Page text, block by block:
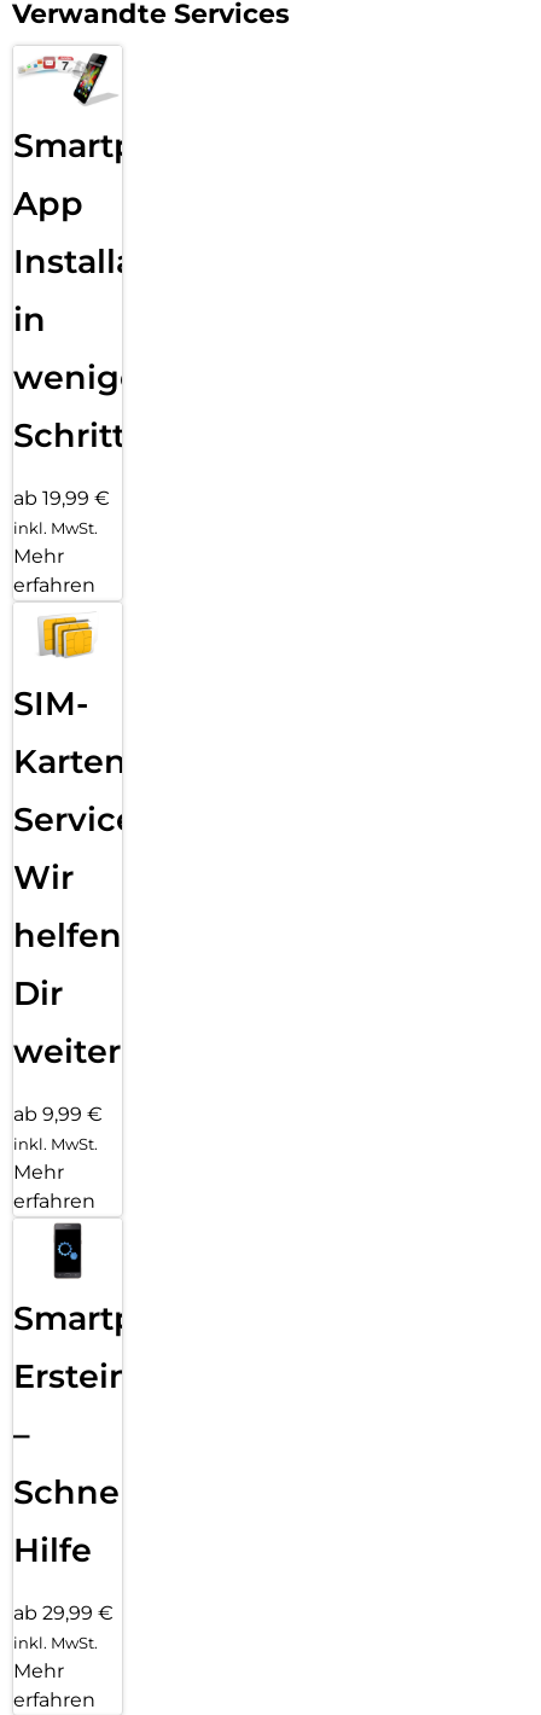
Verwandte Services
Smartphone
App
Installation
in
wenigen
Schritten
ab 19,99 €
inkl. MwSt.
Mehr
erfahren
SIM-
Karten
Service:
Wir
helfen
Dir
weiter
ab 9,99 €
inkl. MwSt.
Mehr
erfahren
Smartphone
Ersteinrichtung
–
Schnelle
Hilfe
ab 29,99 €
inkl. MwSt.
Mehr
erfahren